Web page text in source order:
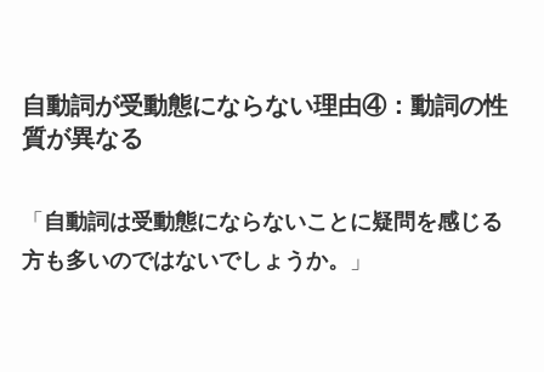
自動詞が受動態にならない理由④：動詞の性
質が異なる
「 自動詞は受動態にならないことに疑問を感じる
方も多いのではないでしょうか。
」